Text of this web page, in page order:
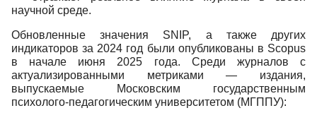
научной среде.
Обновленные значения SNIP, а также других
индикаторов за 2024 год были опубликованы в Scopus
в начале июня 2025 года. Среди журналов с
актуализированными метриками — издания,
выпускаемые Московским государственным
психолого-педагогическим университетом (МГППУ):